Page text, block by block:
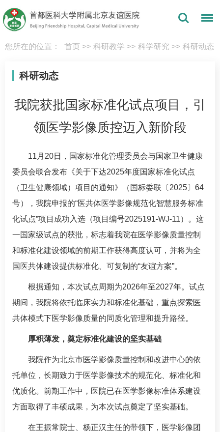
您所在的位置： 首页 >> 科研教学 >> 科学研究 >> 科研动态
科研动态
我院获批国家标准化试点项目，引
领医学影像质控迈入新阶段
11月20日，国家标准化管理委员会与国家卫生健康
委员会联合发布《关于下达2025年度国家标准化试点
（卫生健康领域）项目的通知》（国标委联〔2025〕64
号），我院申报的“医共体医学影像规范化智慧服务标准
化试点”项目成功入选（项目编号2025191-WJ-11）。这
一国家级试点的获批，标志着我院在医学影像质量控制
和标准化建设领域的前期工作获得高度认可，并将为全
国医共体建设提供标准化、可复制的“友谊方案”。
根据通知，本次试点周期为2026年至2027年。试点
期间，我院将依托临床实力和标准化基础，重点探索医
共体模式下医学影像质量的同质化管理和提升路径。
厚积薄发，奠定标准化建设的坚实基础
我院作为北京市医学影像质量控制和改进中心的依
托单位，长期致力于医学影像技术的规范化、标准化和
优质化。前期工作中，医院已在医学影像标准体系建设
方面取得了丰硕成果，为本次试点奠定了坚实基础。
在王振常 院士、 杨正汉主任的带领下，医学影像团